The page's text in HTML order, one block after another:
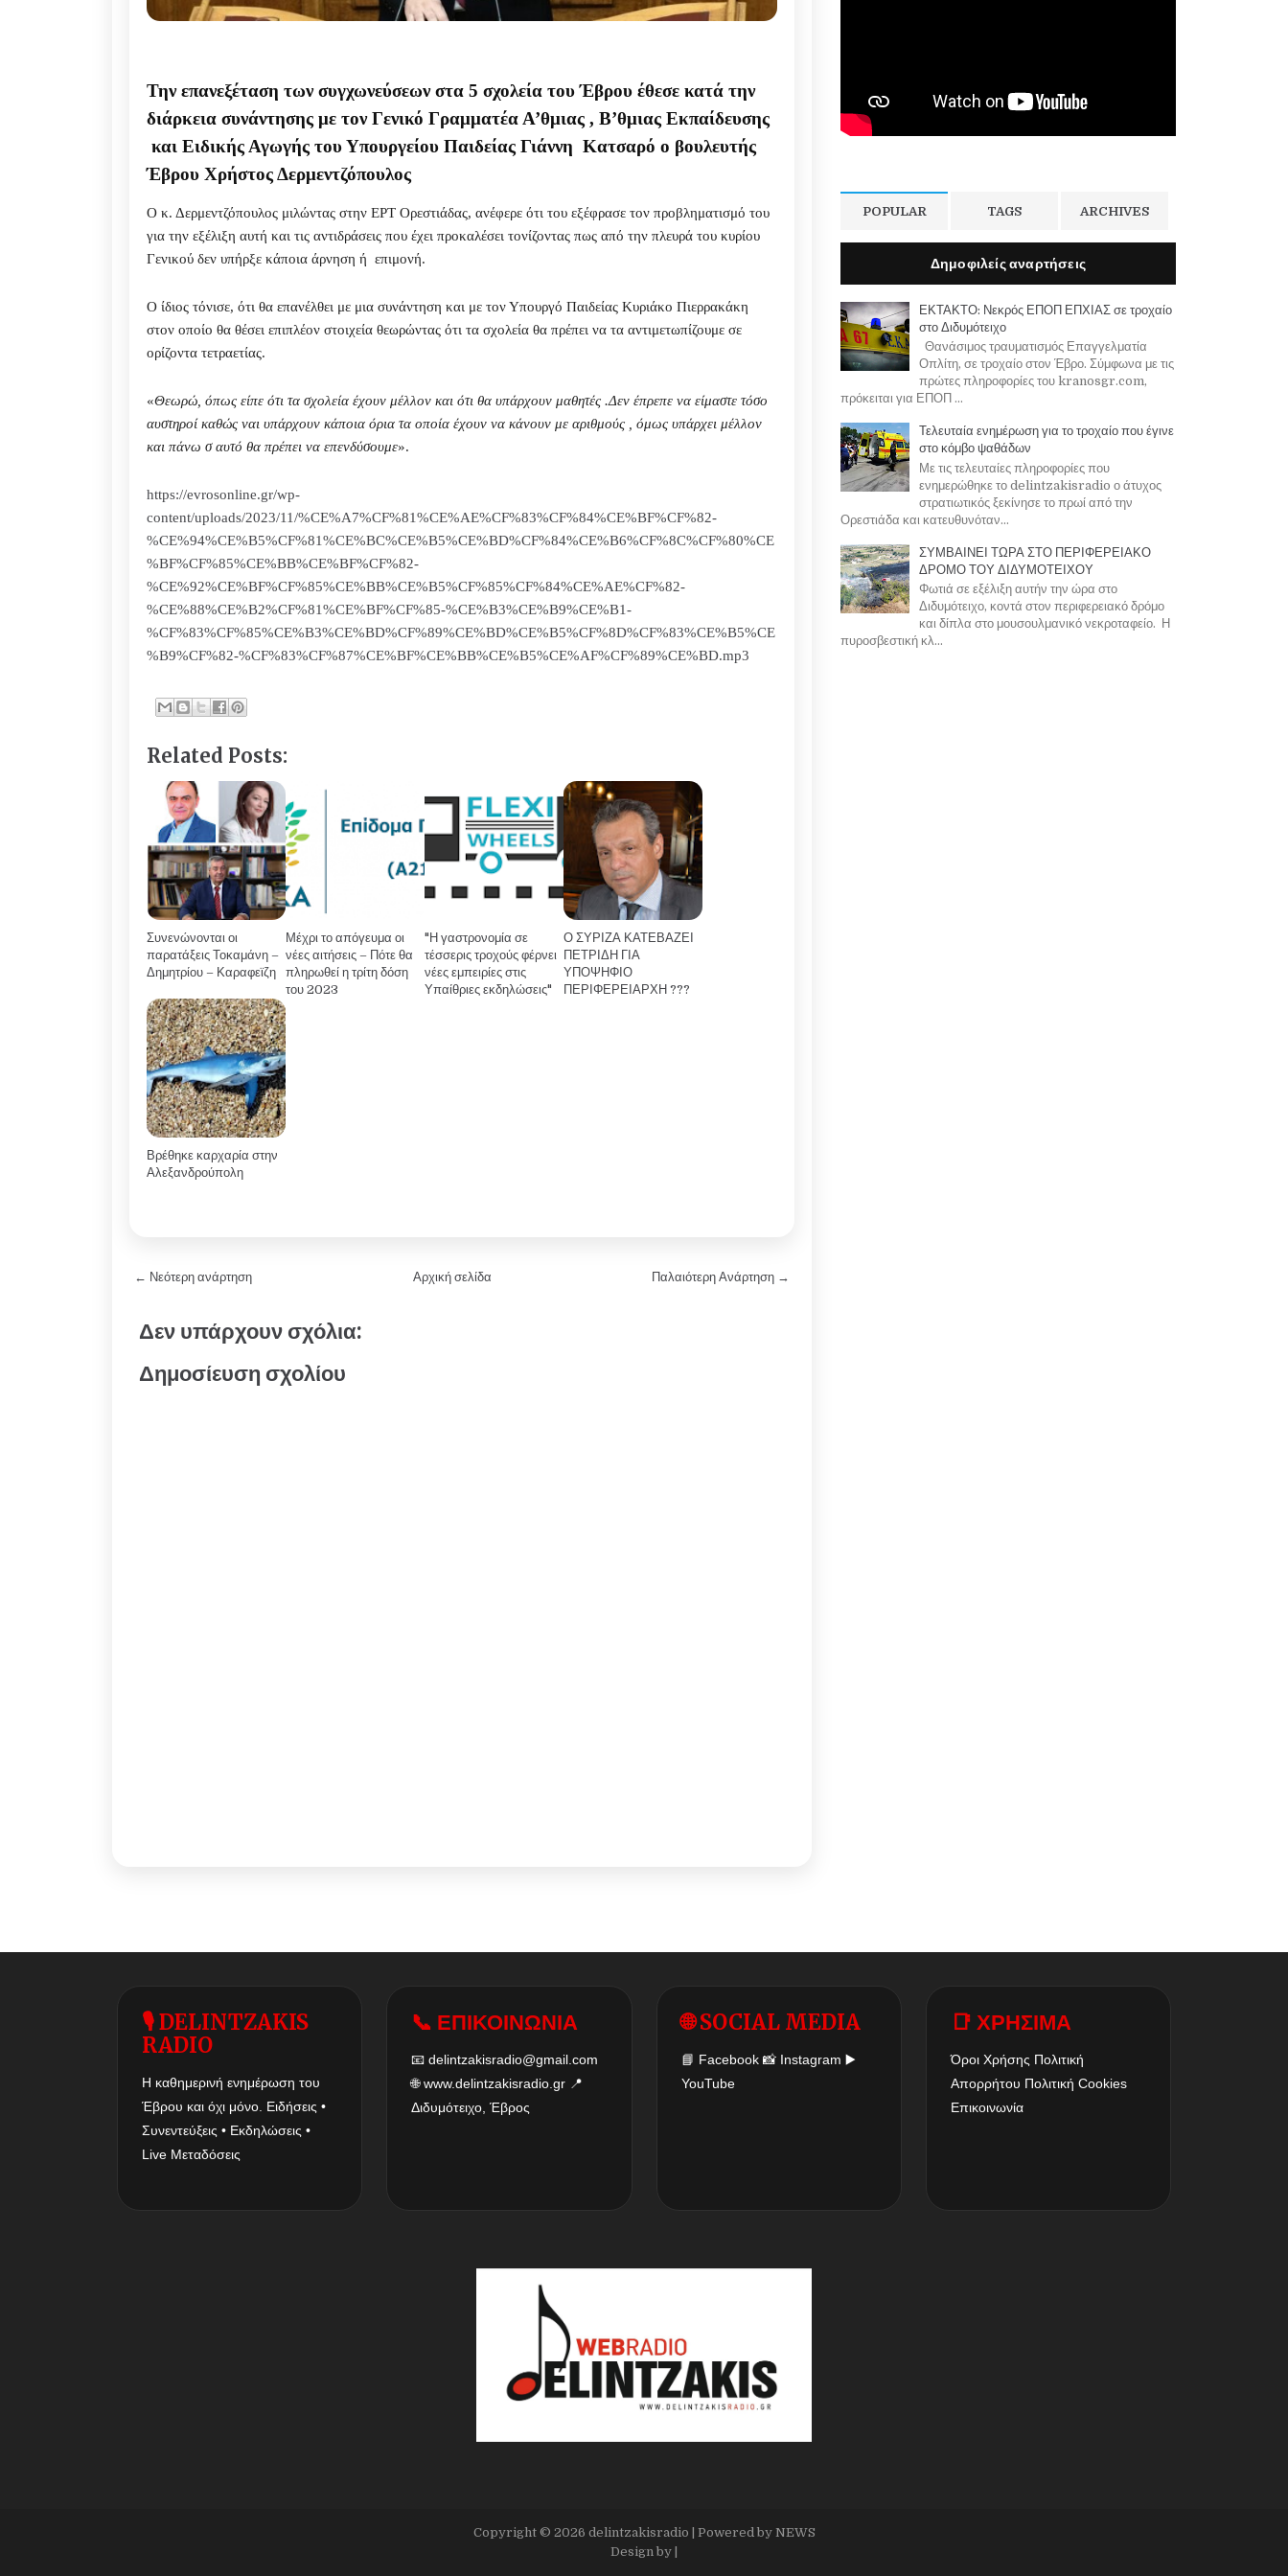
Την επανεξέταση των συγχωνεύσεων στα 5 σχολεία του Έβρου έθεσε κατά την
διάρκεια συνάντησης με τον Γενικό Γραμματέα Α’θμιας , Β’θμιας Εκπαίδευσης
και Ειδικής Αγωγής του Υπουργείου Παιδείας Γιάννη Κατσαρό ο βουλευτής
Έβρου Χρήστος Δερμεντζόπουλος
Ο κ. Δερμεντζόπουλος μιλώντας στην ΕΡΤ Ορεστιάδας, ανέφερε ότι του εξέφρασε τον προβληματισμό του
για την εξέλιξη αυτή και τις αντιδράσεις που έχει προκαλέσει τονίζοντας πως από την πλευρά του κυρίου
Γενικού δεν υπήρξε κάποια άρνηση ή επιμονή.
Ο ίδιος τόνισε, ότι θα επανέλθει με μια συνάντηση και με τον Υπουργό Παιδείας Κυριάκο Πιερρακάκη
στον οποίο θα θέσει επιπλέον στοιχεία θεωρώντας ότι τα σχολεία θα πρέπει να τα αντιμετωπίζουμε σε
ορίζοντα τετραετίας.
«Θεωρώ, όπως είπε ότι τα σχολεία έχουν μέλλον και ότι θα υπάρχουν μαθητές .Δεν έπρεπε να είμαστε τόσο
αυστηροί καθώς ναι υπάρχουν κάποια όρια τα οποία έχουν να κάνουν με αριθμούς , όμως υπάρχει μέλλον
και πάνω σ αυτό θα πρέπει να επενδύσουμε».
https://evrosonline.gr/wp-
content/uploads/2023/11/%CE%A7%CF%81%CE%AE%CF%83%CF%84%CE%BF%CF%82-
%CE%94%CE%B5%CF%81%CE%BC%CE%B5%CE%BD%CF%84%CE%B6%CF%8C%CF%80%CE
%BF%CF%85%CE%BB%CE%BF%CF%82-
%CE%92%CE%BF%CF%85%CE%BB%CE%B5%CF%85%CF%84%CE%AE%CF%82-
%CE%88%CE%B2%CF%81%CE%BF%CF%85-%CE%B3%CE%B9%CE%B1-
%CF%83%CF%85%CE%B3%CE%BD%CF%89%CE%BD%CE%B5%CF%8D%CF%83%CE%B5%CE
%B9%CF%82-%CF%83%CF%87%CE%BF%CE%BB%CE%B5%CE%AF%CF%89%CE%BD.mp3
Related Posts:
Συνενώνονται οι
παρατάξεις Τοκαμάνη –
Δημητρίου – Καραφεϊζη
Μέχρι το απόγευμα οι
νέες αιτήσεις – Πότε θα
πληρωθεί η τρίτη δόση
του 2023
"Η γαστρονομία σε
τέσσερις τροχούς φέρνει
νέες εμπειρίες στις
Υπαίθριες εκδηλώσεις"
Ο ΣΥΡΙΖΑ ΚΑΤΕΒΑΖΕΙ
ΠΕΤΡΙΔΗ ΓΙΑ
ΥΠΟΨΗΦΙΟ
ΠΕΡΙΦΕΡΕΙΑΡΧΗ ???
Βρέθηκε καρχαρία στην
Αλεξανδρούπολη
← Νεότερη ανάρτηση Παλαιότερη Ανάρτηση →
Αρχική σελίδα
Δεν υπάρχουν σχόλια:
Δημοσίευση σχολίου
POPULAR TAGS ARCHIVES
Δημοφιλείς αναρτήσεις
ΕΚΤΑΚΤΟ: Νεκρός ΕΠΟΠ ΕΠΧΙΑΣ σε τροχαίο
στο Διδυμότειχο
Θανάσιμος τραυματισμός Επαγγελματία
Οπλίτη, σε τροχαίο στον Έβρο. Σύμφωνα με τις
πρώτες πληροφορίες του kranosgr.com,
πρόκειται για ΕΠΟΠ ...
Τελευταία ενημέρωση για το τροχαίο που έγινε
στο κόμβο ψαθάδων
Με τις τελευταίες πληροφορίες που
ενημερώθηκε το delintzakisradio ο άτυχος
στρατιωτικός ξεκίνησε το πρωί από την
Ορεστιάδα και κατευθυνόταν...
ΣΥΜΒΑΙΝΕΙ ΤΩΡΑ ΣΤΟ ΠΕΡΙΦΕΡΕΙΑΚΟ
ΔΡΟΜΟ ΤΟΥ ΔΙΔΥΜΟΤΕΙΧΟΥ
Φωτιά σε εξέλιξη αυτήν την ώρα στο
Διδυμότειχο, κοντά στον περιφερειακό δρόμο
και δίπλα στο μουσουλμανικό νεκροταφείο. Η
πυροσβεστική κλ...
🎙 DELINTZAKIS
RADIO
Η καθημερινή ενημέρωση του
Έβρου και όχι μόνο. Ειδήσεις •
Συνεντεύξεις • Εκδηλώσεις •
Live Μεταδόσεις
📞 ΕΠΙΚΟΙΝΩΝΙΑ
📧delintzakisradio@gmail.com
🌐www.delintzakisradio.gr 📍
Διδυμότειχο, Έβρος
🌐 SOCIAL MEDIA
📘 Facebook📸 Instagram ▶️
YouTube
📑 ΧΡΗΣΙΜΑ
Όροι Χρήσης Πολιτική
Απορρήτου Πολιτική Cookies
Επικοινωνία
Copyright © 2026 delintzakisradio | Powered by NEWS
Design by